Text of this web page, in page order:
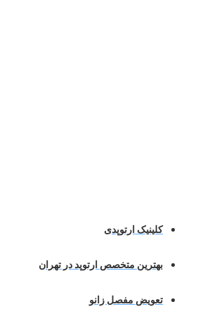
کلینیک ارتوپدی
بهترین متخصص ارتوپد در تهران
تعویض مفصل زانو